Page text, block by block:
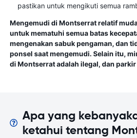
pastikan untuk mengikuti semua
Mengemudi di Montserrat relatif
untuk mematuhi semua batas
mengenakan sabuk pengaman, dan
ponsel saat mengemudi. Selain itu,
di Montserrat adalah ilegal, dan
Apa yang
ketahui tentang